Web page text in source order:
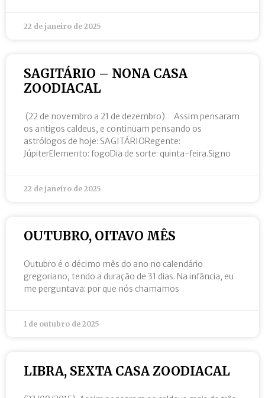
22 de janeiro de 2025
SAGITÁRIO – NONA CASA
ZOODIACAL
(22 de novembro a 21 de dezembro) Assim pensaram
os antigos caldeus, e continuam pensando os
astrólogos de hoje: SAGITÁRIORegente:
JúpiterElemento: fogoDia de sorte: quinta-feira.Signo
22 de janeiro de 2025
OUTUBRO, OITAVO MÊS
Outubro é o décimo mês do ano no calendário
gregoriano, tendo a duração de 31 dias. Na infância, eu
me perguntava: por que nós chamamos
1 de outubro de 2025
LIBRA, SEXTA CASA ZOODIACAL